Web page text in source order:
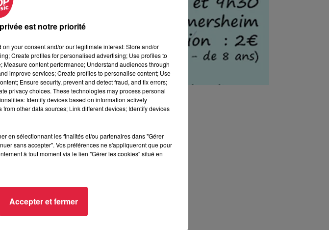
est notre priorité
your consent and/or our legitimate interest: Store and/or
Create profiles for personalised advertising; Use profiles to
content performance; Understand audiences through
improve services; Create profiles to personalise content; Use
Ensure security, prevent and detect fraud, and fix errors;
privacy choices. These technologies may process personal
Identify devices based on information actively
other data sources; Link different devices; Identify devices
en sélectionnant les finalités et/ou partenaires dans "Gérer
sans accepter". Vos préférences ne s'appliqueront que pour
à tout moment via le lien "Gérer les cookies" situé en
Accepter et fermer